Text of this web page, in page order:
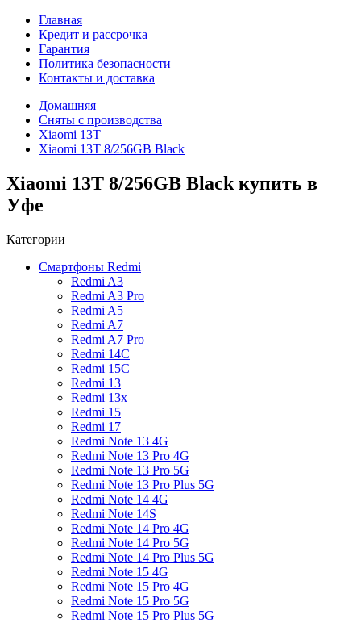
Главная
Кредит и рассрочка
Гарантия
Политика безопасности
Контакты и доставка
Домашняя
Сняты с производства
Xiaomi 13T
Xiaomi 13T 8/256GB Black
Xiaomi 13T 8/256GB Black купить в
Уфе
Категории
Смартфоны Redmi
Redmi A3
Redmi A3 Pro
Redmi A5
Redmi A7
Redmi A7 Pro
Redmi 14C
Redmi 15C
Redmi 13
Redmi 13x
Redmi 15
Redmi 17
Redmi Note 13 4G
Redmi Note 13 Pro 4G
Redmi Note 13 Pro 5G
Redmi Note 13 Pro Plus 5G
Redmi Note 14 4G
Redmi Note 14S
Redmi Note 14 Pro 4G
Redmi Note 14 Pro 5G
Redmi Note 14 Pro Plus 5G
Redmi Note 15 4G
Redmi Note 15 Pro 4G
Redmi Note 15 Pro 5G
Redmi Note 15 Pro Plus 5G